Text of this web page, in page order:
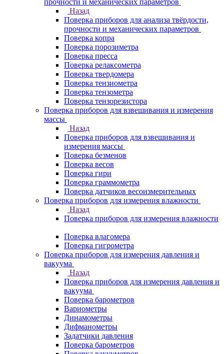
прочности и механических параметров
Назад
Поверка приборов для анализа твёрдости,
прочности и механических параметров
Поверка копра
Поверка порозиметра
Поверка пресса
Поверка релаксометра
Поверка твердомера
Поверка тензиометра
Поверка тензометра
Поверка тензорезистора
Поверка приборов для взвешивания и измерения
массы
Назад
Поверка приборов для взвешивания и
измерения массы
Поверка безменов
Поверка весов
Поверка гири
Поверка граммометра
Поверка датчиков весоизмерительных
Поверка приборов для измерения влажности
Назад
Поверка приборов для измерения влажности
Поверка влагомера
Поверка гигрометра
Поверка приборов для измерения давления и
вакуума
Назад
Поверка приборов для измерения давления и
вакуума
Поверка барометров
Вариометры
Динамометры
Дифманометры
Задатчики давления
Поверка барометров